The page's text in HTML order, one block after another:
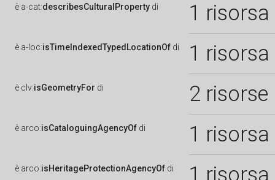
è a-cat:describesCulturalProperty di 1 risorsa
è a-loc:isTimeIndexedTypedLocationOf di 1 risorsa
è clv:isGeometryFor di 2 risorse
è arco:isCataloguingAgencyOf di 1 risorsa
è arco:isHeritageProtectionAgencyOf di 1 risorsa